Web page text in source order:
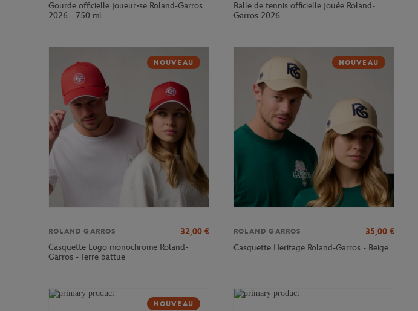
Gourde officielle joueur•se Roland-Garros
2026 - 750 ml
Balle de tennis officielle jouée Roland-
Garros 2026
NOUVEAU
ROLAND GARROS 32,00 €
Casquette Logo monochrome Roland-
Garros - Terre battue
NOUVEAU
ROLAND GARROS 35,00 €
Casquette Heritage Roland-Garros - Beige
NOUVEAU